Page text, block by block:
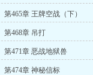
第465章 王牌空战（下）
第468章 吊打
第471章 恶战地狱兽
第474章 神秘信标